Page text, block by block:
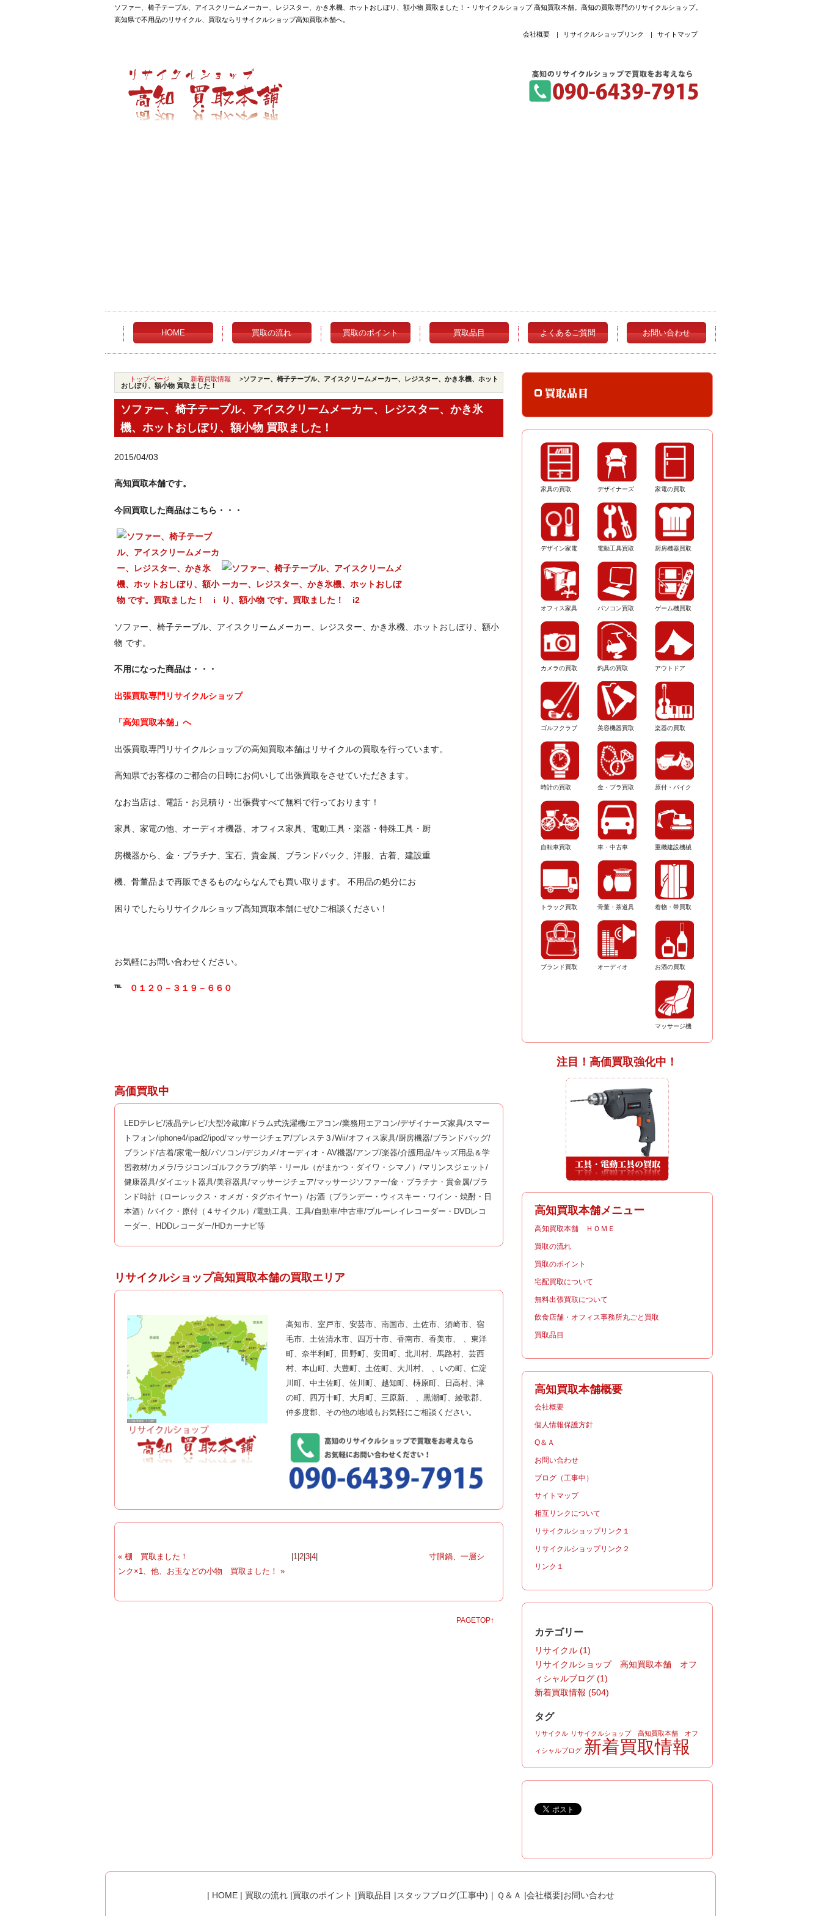
ソファー、椅子テーブル、アイスクリームメーカー、レジスター、かき氷機、ホットおしぼり、額小物 買取ました！ - リサイクルショップ 高知買取本舗。高知の買取専門のリサイクルショップ。
高知県で不用品のリサイクル、買取ならリサイクルショップ高知買取本舗へ。
会社概要 | リサイクルショップリンク | サイトマップ
HOME 買取の流れ 買取のポイント 買取品目 よくあるご質問 お問い合わせ
トップページ > 新着買取情報 >ソファー、椅子テーブル、アイスクリームメーカー、レジスター、かき氷機、ホット
おしぼり、額小物 買取ました！
ソファー、椅子テーブル、アイスクリームメーカー、レジスター、かき氷
機、ホットおしぼり、額小物 買取ました！
2015/04/03
高知買取本舗です。
今回買取した商品はこちら・・・
ソファー、椅子テーブル、アイスクリームメーカー、レジスター、かき氷機、ホットおしぼり、額小
物 です。
不用になった商品は・・・
出張買取専門リサイクルショップ
「高知買取本舗」へ
出張買取専門リサイクルショップの高知買取本舗はリサイクルの買取を行っています。
高知県でお客様のご都合の日時にお伺いして出張買取をさせていただきます。
なお当店は、電話・お見積り・出張費すべて無料で行っております！
家具、家電の他、オーディオ機器、オフィス家具、電動工具・楽器・特殊工具・厨
房機器から、金・プラチナ、宝石、貴金属、ブランドバック、洋服、古着、建設重
機、骨董品まで再販できるものならなんでも買い取ります。 不用品の処分にお
困りでしたらリサイクルショップ高知買取本舗にぜひご相談ください！
お気軽にお問い合わせください。
℡ ０１２０－３１９－６６０
高価買取中
LEDテレビ/液晶テレビ/大型冷蔵庫/ドラム式洗濯機/エアコン/業務用エアコン/デザイナーズ家具/スマー
トフォン/iphone4/ipad2/ipod/マッサージチェア/プレステ３/Wii/オフィス家具/厨房機器/ブランドバッグ/
ブランド/古着/家電一般/パソコン/デジカメ/オーディオ・AV機器/アンプ/楽器/介護用品/キッズ用品＆学
習教材/カメラ/ラジコン/ゴルフクラブ/釣竿・リール（がまかつ・ダイワ・シマノ）/マリンスジェット/
健康器具/ダイエット器具/美容器具/マッサージチェア/マッサージソファー/金・プラチナ・貴金属/ブラ
ンド時計（ローレックス・オメガ・タグホイヤー）/お酒（ブランデー・ウィスキー・ワイン・焼酎・日
本酒）/バイク・原付（４サイクル）/電動工具、工具/自動車/中古車/ブルーレイレコーダー・DVDレコ
ーダー、HDDレコーダー/HDカーナビ等
リサイクルショップ高知買取本舗の買取エリア
高知市、室戸市、安芸市、南国市、土佐市、須崎市、宿
毛市、土佐清水市、四万十市、香南市、香美市、 、東洋
町、奈半利町、田野町、安田町、北川村、馬路村、芸西
村、本山町、大豊町、土佐町、大川村、 、いの町、仁淀
川町、中土佐町、佐川町、越知町、梼原町、日高村、津
の町、四万十町、大月町、三原新、 、黒潮町、綾歌郡、
仲多度郡、その他の地域もお気軽にご相談ください。
« 棚 買取ました！ 1 2 3 4
寸胴鍋、一層シ
ンク×1、他、お玉などの小物 買取ました！ »
PAGETOP↑
家具の買取 デザイナーズ 家電の買取
デザイン家電 電動工具買取 厨房機器買取
オフィス家具 パソコン買取 ゲーム機買取
カメラの買取 釣具の買取 アウトドア
ゴルフクラブ 美容機器買取 楽器の買取
時計の買取 金・プラ買取 原付・バイク
自転車買取 車・中古車 重機建設機械
トラック買取 骨董・茶道具 着物・帯買取
ブランド買取 オーディオ お酒の買取
マッサージ機
注目！高価買取強化中！
高知買取本舗メニュー
高知買取本舗 ＨＯＭＥ
買取の流れ
買取のポイント
宅配買取について
無料出張買取について
飲食店舗・オフィス事務所丸ごと買取
買取品目
高知買取本舗概要
会社概要
個人情報保護方針
Q＆Ａ
お問い合わせ
ブログ（工事中）
サイトマップ
相互リンクについて
リサイクルショップリンク１
リサイクルショップリンク２
リンク１
カテゴリー
リサイクル (1)
リサイクルショップ 高知買取本舗 オフ
ィシャルブログ (1)
新着買取情報 (504)
タグ
リサイクル リサイクルショップ 高知買取本舗 オフ
ィシャルブログ 新着買取情報
| HOME| 買取の流れ|買取のポイント |買取品目 |スタッフブログ(工事中) ｜ Ｑ＆Ａ |会社概要|お問い合わせ